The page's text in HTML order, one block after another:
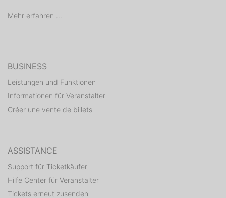
Mehr erfahren ...
BUSINESS
Leistungen und Funktionen
Informationen für Veranstalter
Créer une vente de billets
ASSISTANCE
Support für Ticketkäufer
Hilfe Center für Veranstalter
Tickets erneut zusenden